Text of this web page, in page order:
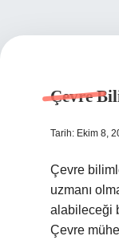
Çevre
Tarih: Ekim 8,
Çevre
uzmanı
alabileceği
Çevre